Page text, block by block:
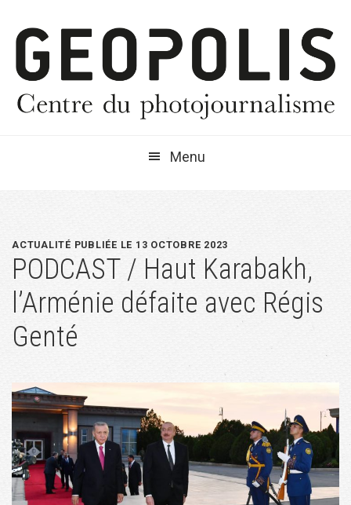
navigation
principale
contenu
principal
barre
latérale
Menu
ACTUALITÉ PUBLIÉE LE 13 OCTOBRE 2023
PODCAST / Haut Karabakh,
l’Arménie défaite avec Régis
Genté